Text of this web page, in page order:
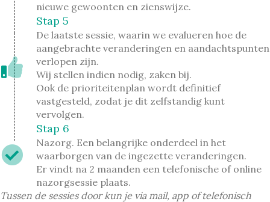
nieuwe gewoonten en zienswijze.
Stap 5
De laatste sessie, waarin we evalueren hoe de
aangebrachte veranderingen en aandachtspunten
verlopen zijn.
Wij stellen indien nodig, zaken bij.
Ook de prioriteitenplan wordt definitief
vastgesteld, zodat je dit zelfstandig kunt
vervolgen.
Stap 6
Nazorg. Een belangrijke onderdeel in het
waarborgen van de ingezette veranderingen.
Er vindt na 2 maanden een telefonische of online
nazorgsessie plaats.
Tussen de sessies door kun je via mail, app of telefonisch